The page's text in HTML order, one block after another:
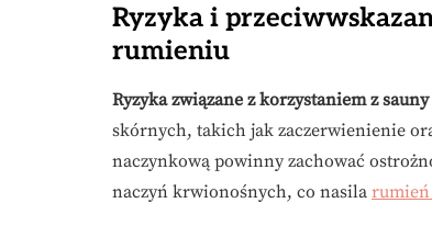
Ryzyka i
rumieniu
Ryzyka związane z korzystaniem z
skórnych, takich jak zaczerwienienie
naczynkową powinny zachować
naczyń krwionośnych, co nasila rumień